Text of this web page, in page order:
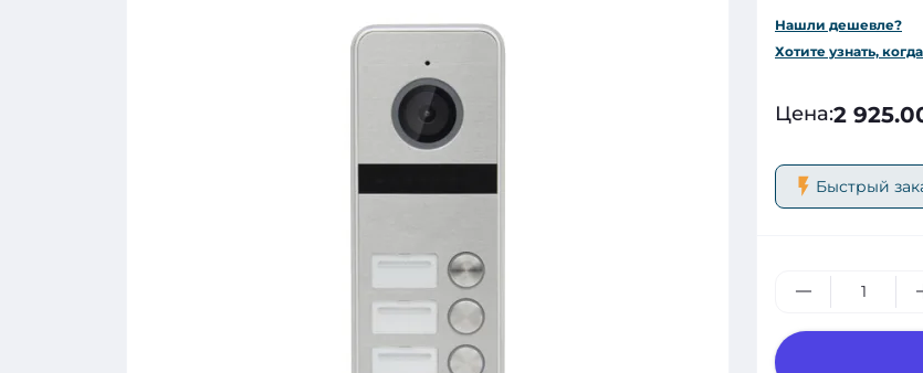
Нашли дешевле?
Хотите узнать,
Цена:2
Быстрый